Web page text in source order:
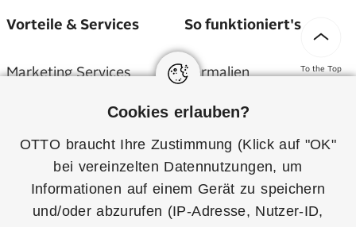
Cookies erlauben?
OTTO braucht Ihre Zustimmung (Klick auf "OK"
bei vereinzelten Datennutzungen, um
Informationen auf einem Gerät zu speichern
und/oder abzurufen (IP-Adresse, Nutzer-ID,
To the Top
Vorteile & Services
Marketing Services
Abrechnung
Nachhaltigkeit
So funktioniert's
Formalien
Anmeldung
Versand & Retouren
Sortimente-Übersicht